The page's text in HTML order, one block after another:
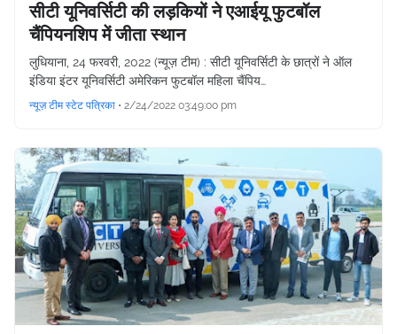
सीटी यूनिवर्सिटी की लड़कियों ने एआईयू फुटबॉल
चैंपियनशिप में जीता स्थान
लुधियाना, 24 फरवरी, 2022 (न्यूज़ टीम) : सीटी यूनिवर्सिटी के छात्रों ने ऑल
इंडिया इंटर यूनिवर्सिटी अमेरिकन फुटबॉल महिला चैंपिय…
न्यूज़ टीम स्टेट पत्रिका • 2/24/2022 03:49:00 pm